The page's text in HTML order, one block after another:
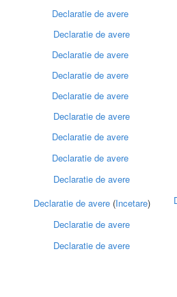
Declaratie de avere
Declaratie de avere
Declaratie de avere
Declaratie de avere
Declaratie de avere
Declaratie de avere
Declaratie de avere
Declaratie de avere
Declaratie de avere
Declaratie de avere(Incetare)
Declaratie de avere
Declaratie de avere